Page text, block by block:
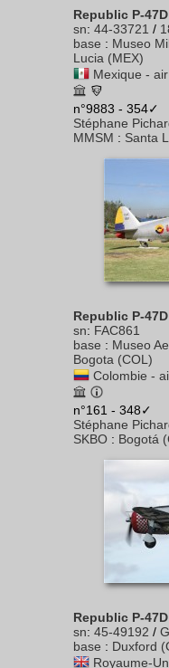
Republic P-
sn: 44-33721 /
base : Museo
Lucia (MEX)
Mexique -
n°9883 - 354✓
Stéphane
MMSM : Santa
Republic P-
sn: FAC861
base : Museo
Bogota (COL)
Colombie -
n°161 - 348✓
Stéphane
SKBO : Bogotá
Republic P-
sn: 45-49192 /
base : Duxford
Royaume-